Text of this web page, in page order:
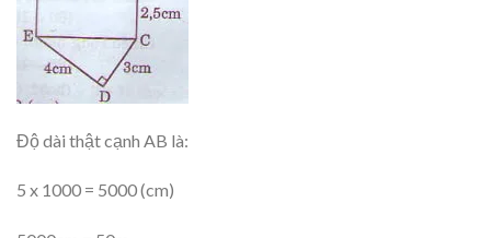
Độ dài thật cạnh AB là:
5 x 1000 = 5000 (cm)